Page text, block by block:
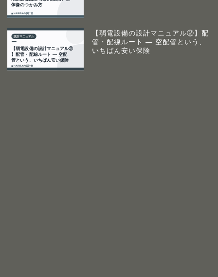
【弱電設備の設計マニュアル②】配
管・配線ルート ― 空配管という、
いちばん安い保険